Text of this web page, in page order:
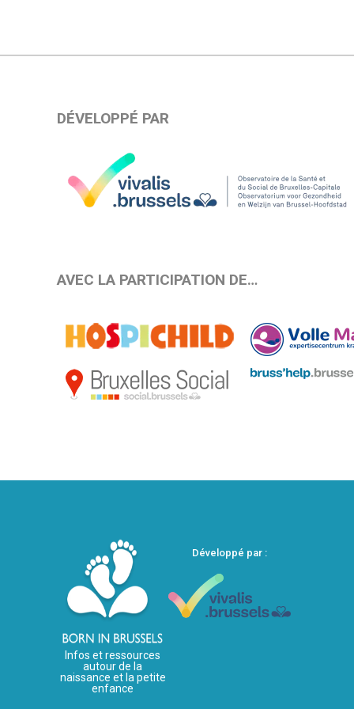
DÉVELOPPÉ PAR
AVEC LA PARTICIPATION DE…
Infos et ressources
autour de la
naissance et la petite
enfance
Développé par :